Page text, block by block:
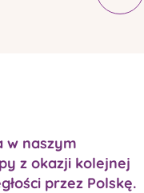
w naszym
z okazji kolejnej
przez Polskę.